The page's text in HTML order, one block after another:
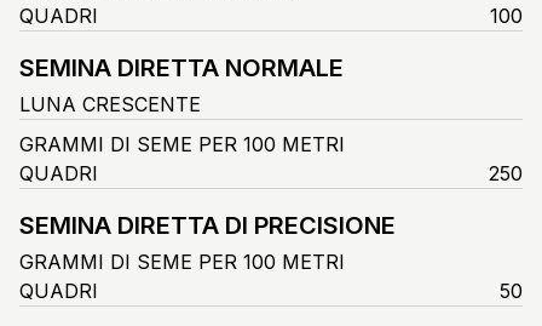
QUADRI
100
SEMINA DIRETTA NORMALE
LUNA CRESCENTE
GRAMMI DI SEME PER 100 METRI
QUADRI
250
SEMINA DIRETTA DI PRECISIONE
GRAMMI DI SEME PER 100 METRI
QUADRI
50